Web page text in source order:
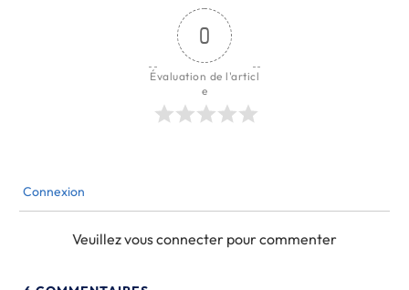
0
Évaluation de l'articl
e
Connexion
Veuillez vous connecter pour commenter